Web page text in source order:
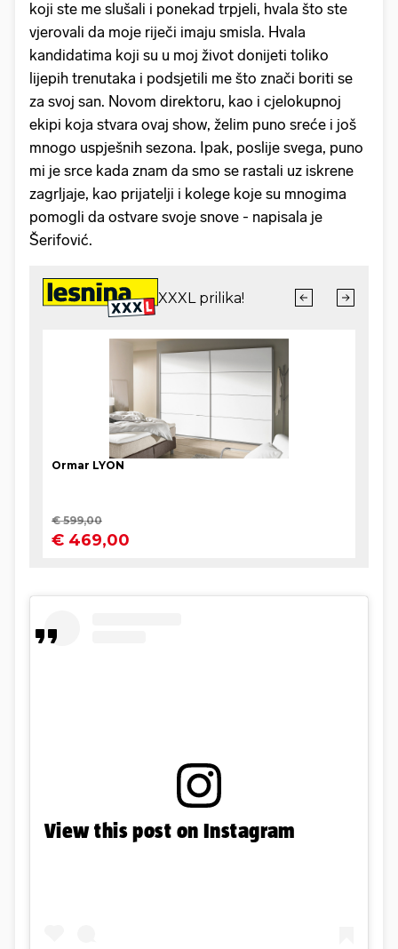
koji ste me slušali i ponekad trpjeli, hvala što ste
vjerovali da moje riječi imaju smisla. Hvala
kandidatima koji su u moj život donijeti toliko
lijepih trenutaka i podsjetili me što znači boriti se
za svoj san. Novom direktoru, kao i cjelokupnoj
ekipi koja stvara ovaj show, želim puno sreće i još
mnogo uspješnih sezona. Ipak, poslije svega, puno
mi je srce kada znam da smo se rastali uz iskrene
zagrljaje, kao prijatelji i kolege koje su mnogima
pomogli da ostvare svoje snove - napisala je
Šerifović.
View this post on Instagram